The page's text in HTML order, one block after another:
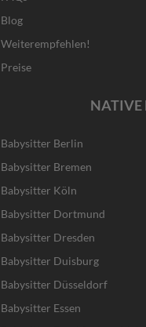
Blog
Weiterempfehlen!
Preise
NATIVE
Babysitter Berlin
Babysitter Bremen
Babysitter Köln
Babysitter Dortmund
Babysitter Dresden
Babysitter Duisburg
Babysitter Düsseldorf
Babysitter Essen